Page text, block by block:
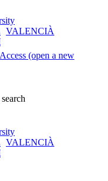
VALENCIÀ
(open a new
VALENCIÀ